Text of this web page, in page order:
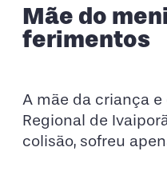
Mãe do
ferimentos
A mãe da criança
Regional de
colisão, sofreu